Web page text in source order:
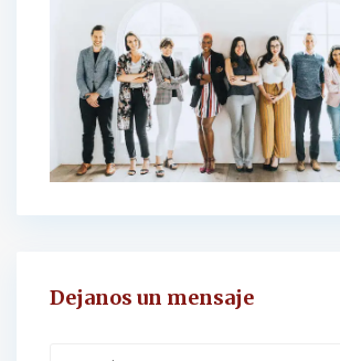
Dejanos un mensaje